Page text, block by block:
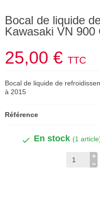
Bocal de liquide
Kawasaki VN
25,00 € TTC
Bocal de liquide de
à 2015
Référence
En stock (1